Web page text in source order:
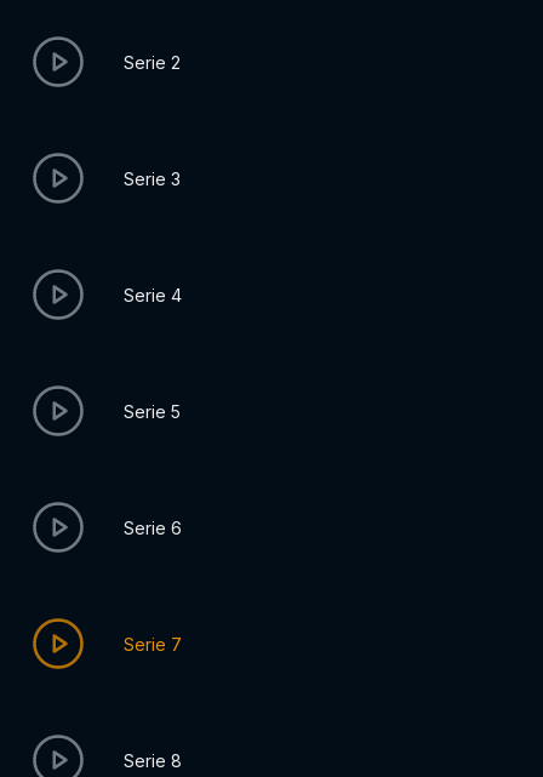
Serie 2
Serie 3
Serie 4
Serie 5
Serie 6
Serie 7
Serie 8